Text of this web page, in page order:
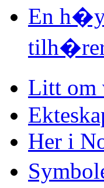
En
Litt
Her i